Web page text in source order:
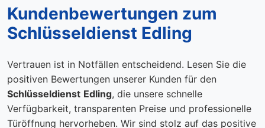
Kundenbewertungen zum
Schlüsseldienst Edling
Vertrauen ist in Notfällen entscheidend. Lesen Sie die
positiven Bewertungen unserer Kunden für den
Schlüsseldienst Edling, die unsere schnelle
Verfügbarkeit, transparenten Preise und professionelle
Türöffnung hervorheben. Wir sind stolz auf das positive